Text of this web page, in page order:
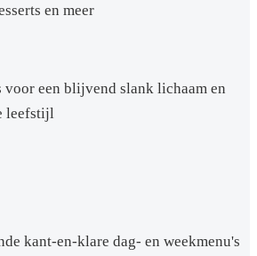
en meer
voor een blijvend slank lichaam en
leefstijl
kant-en-klare dag- en weekmenu's